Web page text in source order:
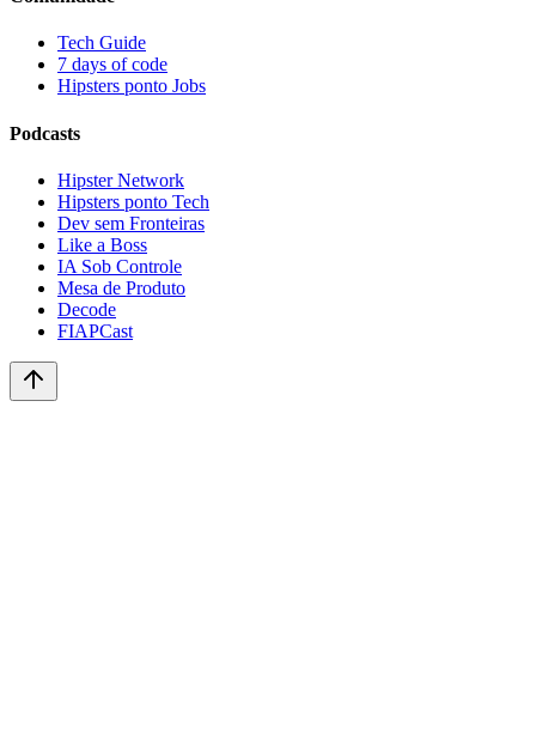
Tech Guide
7 days of code
Hipsters ponto Jobs
Podcasts
Hipster Network
Hipsters ponto Tech
Dev sem Fronteiras
Like a Boss
IA Sob Controle
Mesa de Produto
Decode
FIAPCast